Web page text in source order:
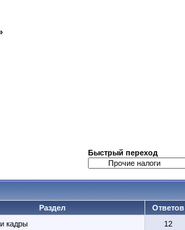
Быстрый переход
Раздел Ответов
кадры 12